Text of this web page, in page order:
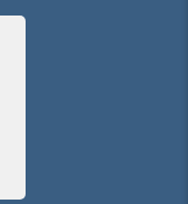
ایجاد کرد، در این صورت
راهکارها، و شرایط سخت
دستاوردهای اصلی، و